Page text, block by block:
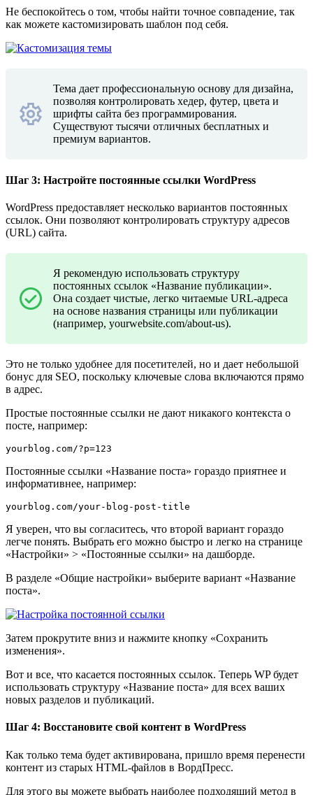
Не беспокойтесь о том, чтобы найти точное совпадение, так
как можете кастомизировать шаблон под себя.
Тема дает профессиональную основу для дизайна,
позволяя контролировать хедер, футер, цвета и
шрифты сайта без программирования.
Существуют тысячи отличных бесплатных и
премиум вариантов.
Шаг 3: Настройте постоянные ссылки WordPress
WordPress предоставляет несколько вариантов постоянных
ссылок. Они позволяют контролировать структуру адресов
(URL) сайта.
Я рекомендую использовать структуру
постоянных ссылок «Название публикации».
Она создает чистые, легко читаемые URL-адреса
на основе названия страницы или публикации
(например, yourwebsite.com/about-us).
Это не только удобнее для посетителей, но и дает небольшой
бонус для SEO, поскольку ключевые слова включаются прямо
в адрес.
Простые постоянные ссылки не дают никакого контекста о
посте, например:
yourblog.com/?p=123
Постоянные ссылки «Название поста» гораздо приятнее и
информативнее, например:
yourblog.com/your-blog-post-title
Я уверен, что вы согласитесь, что второй вариант гораздо
легче понять. Выбрать его можно быстро и легко на странице
«Настройки» > «Постоянные ссылки» на дашборде.
В разделе «Общие настройки» выберите вариант «Название
поста».
Затем прокрутите вниз и нажмите кнопку «Сохранить
изменения».
Вот и все, что касается постоянных ссылок. Теперь WP будет
использовать структуру «Название поста» для всех ваших
новых разделов и публикаций.
Шаг 4: Восстановите свой контент в WordPress
Как только тема будет активирована, пришло время перенести
контент из старых HTML-файлов в ВордПресс.
Для этого вы можете выбрать наиболее подходящий метод в